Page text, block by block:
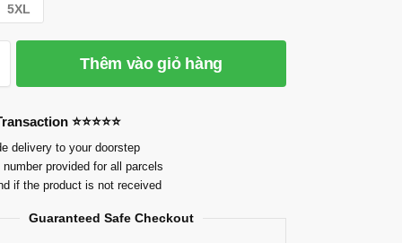
5XL
Thêm vào giỏ hàng
⭐⭐⭐⭐⭐
delivery to your doorstep
provided for all parcels
if the product is not received
Guaranteed Safe Checkout